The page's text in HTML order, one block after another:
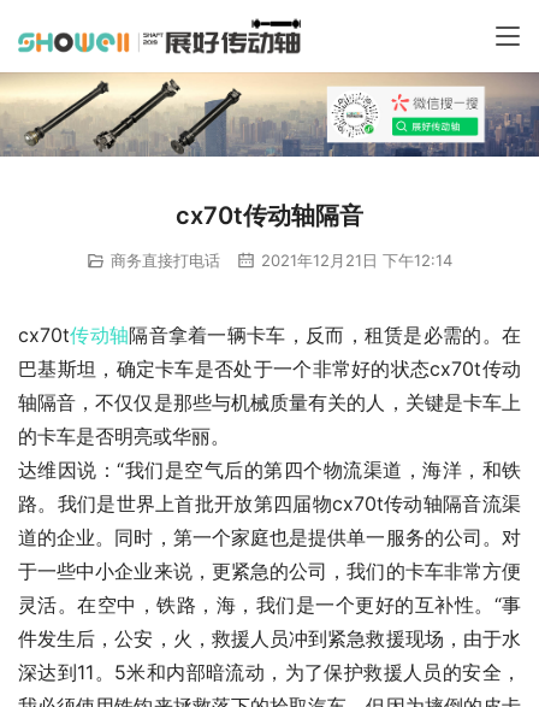
cx70t传动轴隔音
商务直接打电话 2021年12月21日 下午12:14
cx70t传动轴隔音拿着一辆卡车，反而，租赁是必需的。在
巴基斯坦，确定卡车是否处于一个非常好的状态cx70t传动
轴隔音，不仅仅是那些与机械质量有关的人，关键是卡车上
的卡车是否明亮或华丽。
达维因说：“我们是空气后的第四个物流渠道，海洋，和铁
路。我们是世界上首批开放第四届物cx70t传动轴隔音流渠
道的企业。同时，第一个家庭也是提供单一服务的公司。对
于一些中小企业来说，更紧急的公司，我们的卡车非常方便
灵活。在空中，铁路，海，我们是一个更好的互补性。“事
件发生后，公安，火，救援人员冲到紧急救援现场，由于水
深达到11。5米和内部暗流动，为了保护救援人员的安全，